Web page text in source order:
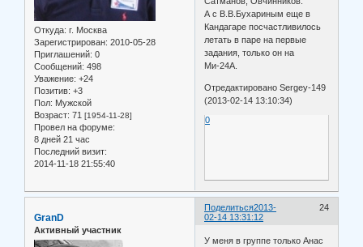
Откуда: г. Москва
Зарегистрирован: 2010-05-28
Приглашений: 0
Сообщений: 498
Уважение: +24
Позитив: +3
Пол: Мужской
Возраст: 71 [1954-11-28]
Провел на форуме:
8 дней 21 час
Последний визит:
2014-11-18 21:55:40
А с В.В.Бухариным еще в
Кандагаре посчастливилось
летать в паре на первые
задания, только он на
Ми-24А.
Отредактировано Sergey-149
(2013-02-14 13:10:34)
0
Поделиться 24
2013-
02-14 13:31:12
GranD
Активный участник
У меня в группе только Анас